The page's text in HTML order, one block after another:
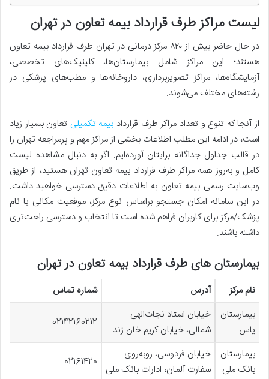
لیست مراکز طرف قرارداد بیمه تعاون در تهران
در حال حاضر بیش از ۸۲۰ مرکز درمانی در تهران طرف قرارداد بیمه تعاون
هستند؛ این مراکز شامل بیمارستان‌ها، کلینیک‌های تخصصی،
آزمایشگاه‌ها، مراکز تصویربرداری، داروخانه‌ها و مطب‌های پزشکی در
رشته‌های مختلف می‌شوند.
از آنجا که تنوع و تعداد مراکز طرف قرارداد بیمه تکمیلی تعاون بسیار زیاد
است، در ادامه این مطلب اطلاعات بخشی از مراکز مهم و پرمراجعه تهران را
در قالب جداول جداگانه برایتان آورده‌ایم. اگر به دنبال مشاهده لیست
کامل و به‌روز همه مراکز طرف قرارداد بیمه تعاون تهران هستید، از طریق
وب‌سایت رسمی بیمه تعاون به اطلاعات دقیق دسترسی خواهید داشت.
در این سامانه امکان جستجو براساس نوع مرکز، موقعیت مکانی یا نام
پزشک/مرکز برای کاربران فراهم شده است تا انتخاب و دسترسی راحت‌تری
داشته باشند.
بیمارستان های طرف قرارداد بیمه تعاون در تهران
نام مرکز آدرس
شماره تماس
بیمارستان
یاس
خیابان استاد نجات‌الهی
شمالی، خیابان کریم خان زند
02142160212
بیمارستان
بانک ملی
خیابان فردوسی، روبه‌روی
سفارت آلمان، ادارات بانک ملی
02161420